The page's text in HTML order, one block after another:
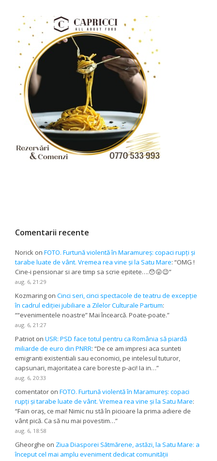
Comentarii recente
Norick onFOTO. Furtună violentă în Maramureș: copaci rupți și
tarabe luate de vânt. Vremea rea vine și la Satu Mare: “OMG !
Cine-i pensionar si are timp sa scrie epitete….😯😛😉”
aug. 6, 21:29
Kozmaring onCinci seri, cinci spectacole de teatru de excepție
în cadrul ediției jubiliare a Zilelor Culturale Partium:
““evenimentele noastre” Mai încearcă. Poate-poate.”
aug. 6, 21:27
Patriot onUSR: PSD face totul pentru ca România să piardă
miliarde de euro din PNRR: “De ce am impresi aca sunteti
emigranti existentiali sau economici, pe intelesul tuturor,
capsunari, majoritatea care boreste p-aci! Ia in…”
aug. 6, 20:33
comentator onFOTO. Furtună violentă în Maramureș: copaci
rupți și tarabe luate de vânt. Vremea rea vine și la Satu Mare:
“Fain oraș, ce mai! Nimic nu stă în picioare la prima adiere de
vânt pică. Ca să nu mai povestim…”
aug. 6, 18:58
Gheorghe on Ziua Diasporei Sătmărene, astăzi, la Satu Mare: a
început cel mai amplu eveniment dedicat comunității